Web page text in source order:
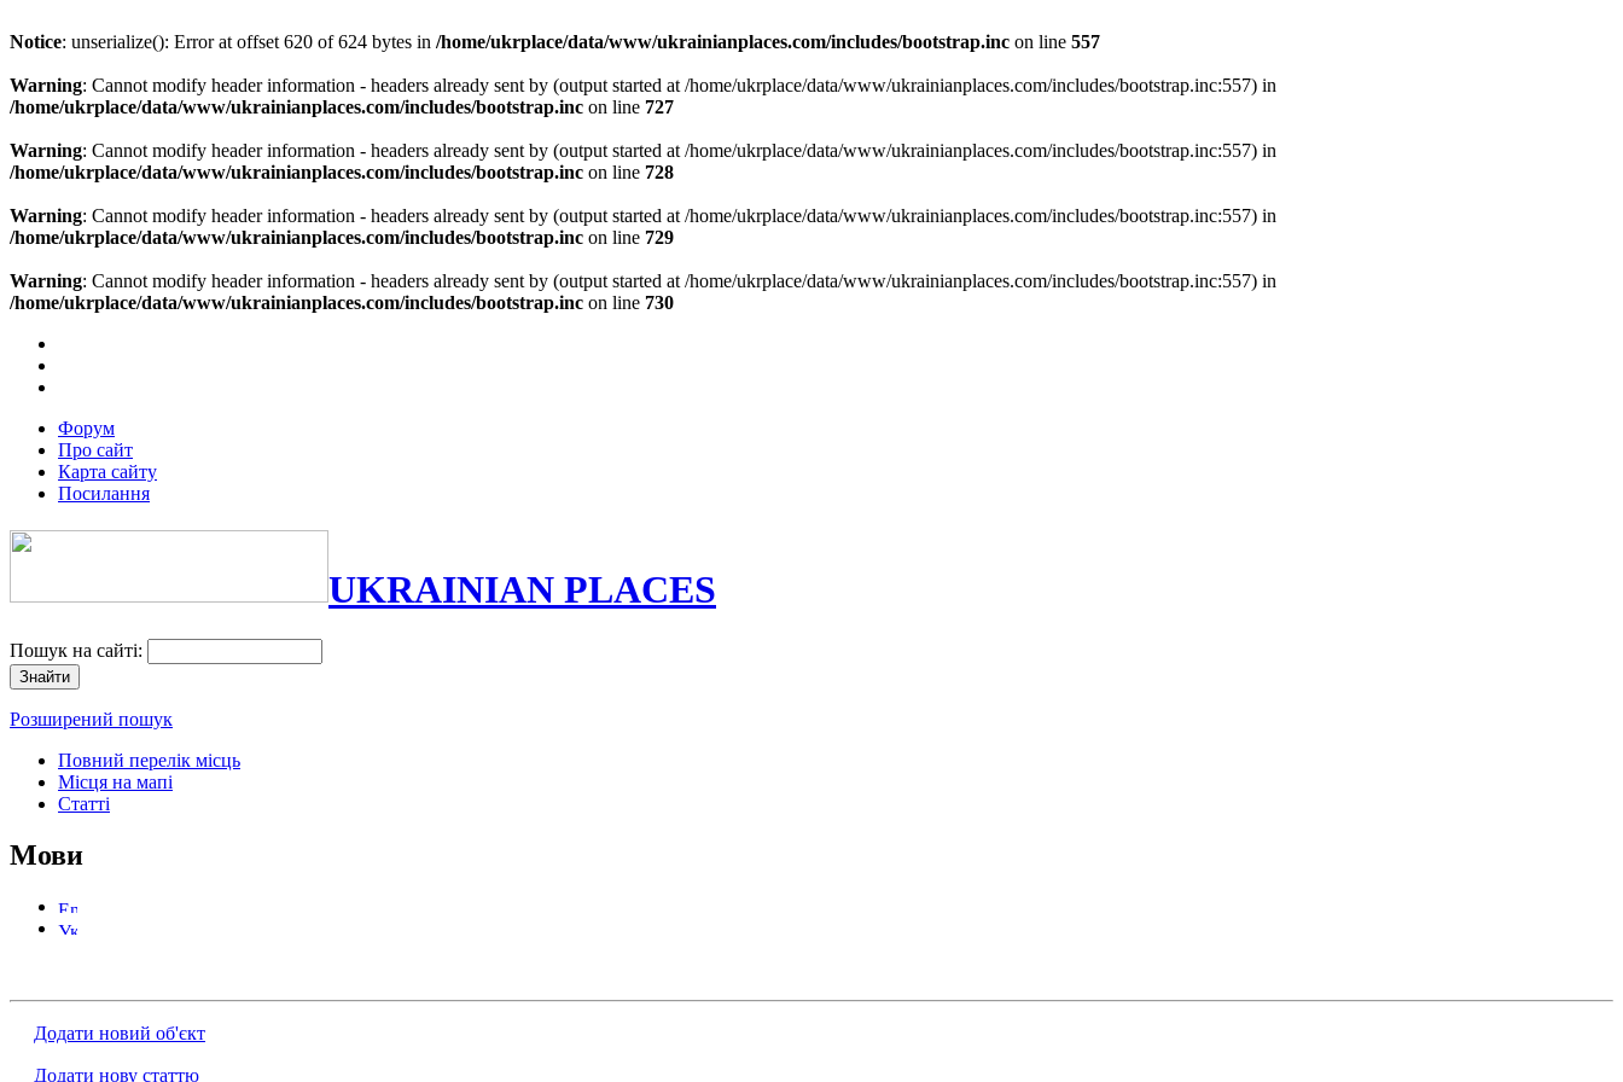
Notice: unserialize(): Error at offset 620 of 624 bytes in /home/ukrplace/data/www/ukrainianplaces.com/includes/bootstrap.inc on line 557
Warning: Cannot modify header information - headers already sent by (output started at /home/ukrplace/data/www/ukrainianplaces.com/includes/bootstrap.inc:557) in
/home/ukrplace/data/www/ukrainianplaces.com/includes/bootstrap.inc on line 727
Warning: Cannot modify header information - headers already sent by (output started at /home/ukrplace/data/www/ukrainianplaces.com/includes/bootstrap.inc:557) in
/home/ukrplace/data/www/ukrainianplaces.com/includes/bootstrap.inc on line 728
Warning: Cannot modify header information - headers already sent by (output started at /home/ukrplace/data/www/ukrainianplaces.com/includes/bootstrap.inc:557) in
/home/ukrplace/data/www/ukrainianplaces.com/includes/bootstrap.inc on line 729
Warning: Cannot modify header information - headers already sent by (output started at /home/ukrplace/data/www/ukrainianplaces.com/includes/bootstrap.inc:557) in
/home/ukrplace/data/www/ukrainianplaces.com/includes/bootstrap.inc on line 730
Форум
Про сайт
Карта сайту
Посилання
UKRAINIAN PLACES
Пошук на сайті:
Розширений пошук
Повний перелік місць
Місця на мапі
Статті
Мови
Додати новий об'єкт
Додати нову статтю